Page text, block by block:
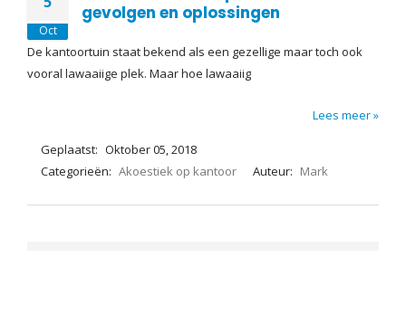
Oct
gevolgen en oplossingen
De kantoortuin staat bekend als een gezellige maar toch ook
vooral lawaaiige plek. Maar hoe lawaaiig
Lees meer »
Geplaatst: Oktober 05, 2018
Categorieën: Akoestiek op kantoor Auteur: Mark